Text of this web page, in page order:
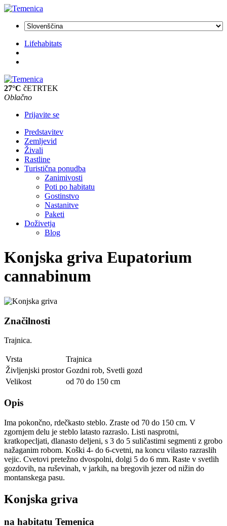
Lifehabitats
27°C čETRTEK
Oblačno
Prijavite se
Predstavitev
Zemljevid
Živali
Rastline
Turistična ponudba
Zanimivosti
Poti po habitatu
Gostinstvo
Nastanitve
Paketi
Doživetja
Blog
Konjska griva Eupatorium
cannabinum
Značilnosti
Trajnica.
Vrsta
Trajnica
Življenjski prostor Gozdni rob, Svetli gozd
Velikost
od 70 do 150 cm
Opis
Ima pokončno, rdečkasto steblo. Zraste od 70 do 150 cm. V
zgornjem delu je steblo latasto razraslo. Listi nasprotni,
kratkopecljati, dlanasto deljeni, s 3 do 5 suličastimi segmenti z grobo
nažaganim robom. Koški 4- do 6-cvetni, na koncu vilasto razraslih
vejic. Cvetovi pretežno dvospolni, dolgi 5 do 6 mm. Raste v svetlih
gozdovih, na ruševinah, v jarkih, na bregovih jezer od nižin do
montanskega pasu.
Konjska griva
na habitatu Temenica